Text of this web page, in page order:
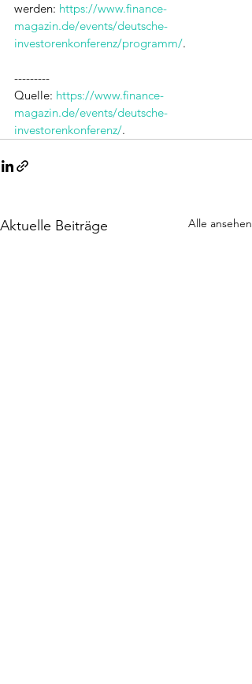
werden: https://www.finance-
magazin.de/events/deutsche-
investorenkonferenz/programm/.
---------
Quelle: https://www.finance-
magazin.de/events/deutsche-
investorenkonferenz/.
Aktuelle Beiträge Alle ansehen